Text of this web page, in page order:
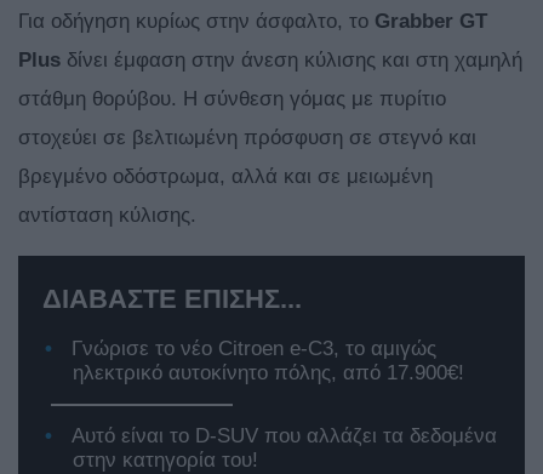
Για οδήγηση κυρίως στην άσφαλτο, το Grabber GT
Plus δίνει έμφαση στην άνεση κύλισης και στη χαμηλή
στάθμη θορύβου. Η σύνθεση γόμας με πυρίτιο
στοχεύει σε βελτιωμένη πρόσφυση σε στεγνό και
βρεγμένο οδόστρωμα, αλλά και σε μειωμένη
αντίσταση κύλισης.
ΔΙΑΒΑΣΤΕ ΕΠΙΣΗΣ...
Γνώρισε το νέο Citroen e-C3, το αμιγώς
ηλεκτρικό αυτοκίνητο πόλης, από 17.900€!
Αυτό είναι το D-SUV που αλλάζει τα δεδομένα
στην κατηγορία του!